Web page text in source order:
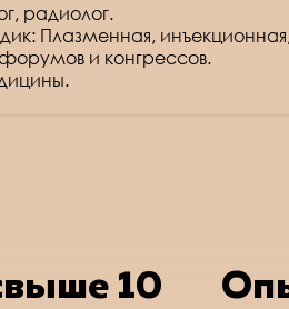
радиолог.
Плазменная,
и конгрессов.
10